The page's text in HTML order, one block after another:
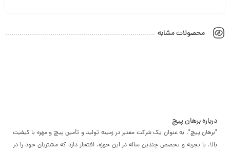
محصولات مشابه
درباره برهان پیچ
"برهان پیچ"، به عنوان یک شرکت معتبر در زمینه تولید و تأمین پیچ و مهره با کیفیت
بالا، با تجربه و تخصص چندین ساله در این حوزه، افتخار دارد که مشتریان خود را در